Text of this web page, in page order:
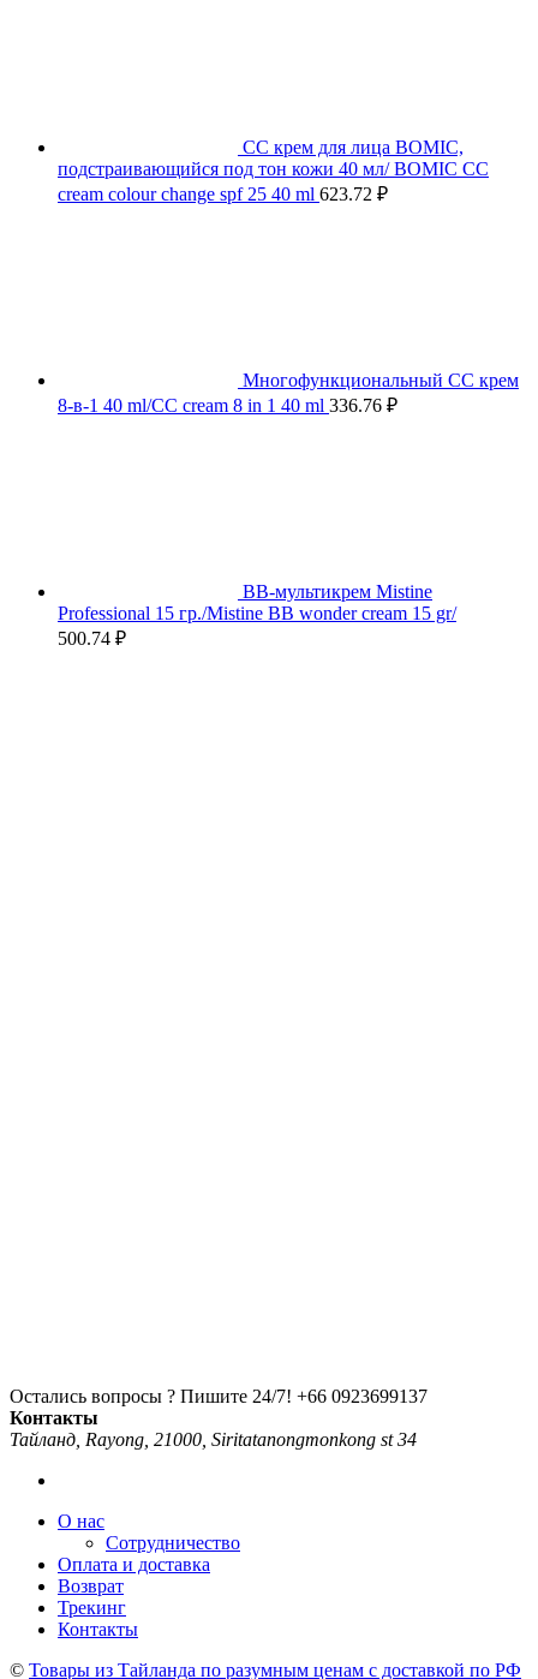
СС крем для лица BOMIC,
подстраивающийся под тон кожи 40 мл/ BOMIC CC
cream colour change spf 25 40 ml 623.72 ₽
Многофункциональный СС крем
8-в-1 40 ml/CC cream 8 in 1 40 ml 336.76 ₽
BB-мультикрем Mistine
Professional 15 гр./Mistine BB wonder cream 15 gr/
500.74 ₽
Остались вопросы ? Пишите 24/7! +66 0923699137
Контакты
Тайланд, Rayong, 21000, Siritatanongmonkong st 34
О нас
Сотрудничество
Оплата и доставка
Возврат
Трекинг
Контакты
© Товары из Тайланда по разумным ценам с доставкой по РФ